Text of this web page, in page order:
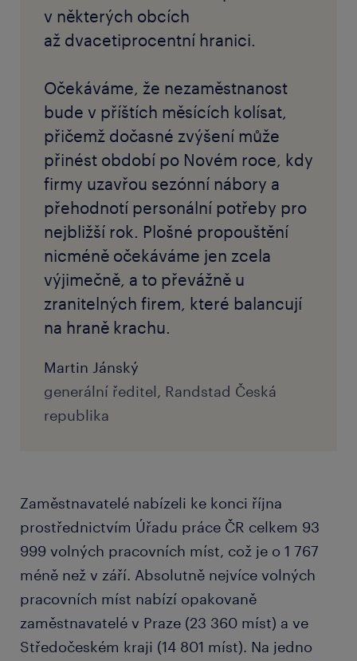
v některých obcích
až dvacetiprocentní hranici.
Očekáváme, že nezaměstnanost
bude v příštích měsících kolísat,
přičemž dočasné zvýšení může
přinést období po Novém roce, kdy
firmy uzavřou sezónní nábory a
přehodnotí personální potřeby pro
nejbližší rok. Plošné propouštění
nicméně očekáváme jen zcela
výjimečně, a to převážně u
zranitelných firem, které balancují
na hraně krachu.
Martin Jánský
generální ředitel, Randstad Česká
republika
Zaměstnavatelé nabízeli ke konci října
prostřednictvím Úřadu práce ČR celkem 93
999 volných pracovních míst, což je o 1 767
méně než v září. Absolutně nejvíce volných
pracovních míst nabízí opakovaně
zaměstnavatelé v Praze (23 360 míst) a ve
Středočeském kraji (14 801 míst). Na jedno